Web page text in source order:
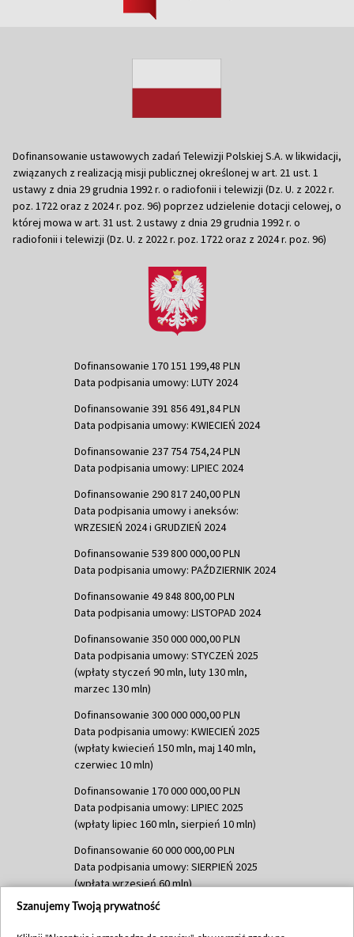
Dofinansowanie ustawowych zadań Telewizji Polskiej S.A. w likwidacji,
związanych z realizacją misji publicznej określonej w art. 21 ust. 1
ustawy z dnia 29 grudnia 1992 r. o radiofonii i telewizji (Dz. U. z 2022 r.
poz. 1722 oraz z 2024 r. poz. 96) poprzez udzielenie dotacji celowej, o
której mowa w art. 31 ust. 2 ustawy z dnia 29 grudnia 1992 r. o
radiofonii i telewizji (Dz. U. z 2022 r. poz. 1722 oraz z 2024 r. poz. 96)
Dofinansowanie 170 151 199,48 PLN
Data podpisania umowy: LUTY 2024
Dofinansowanie 391 856 491,84 PLN
Data podpisania umowy: KWIECIEŃ 2024
Dofinansowanie 237 754 754,24 PLN
Data podpisania umowy: LIPIEC 2024
Dofinansowanie 290 817 240,00 PLN
Data podpisania umowy i aneksów:
WRZESIEŃ 2024 i GRUDZIEŃ 2024
Dofinansowanie 539 800 000,00 PLN
Data podpisania umowy: PAŹDZIERNIK 2024
Dofinansowanie 49 848 800,00 PLN
Data podpisania umowy: LISTOPAD 2024
Dofinansowanie 350 000 000,00 PLN
Data podpisania umowy: STYCZEŃ 2025
(wpłaty styczeń 90 mln, luty 130 mln,
marzec 130 mln)
Dofinansowanie 300 000 000,00 PLN
Data podpisania umowy: KWIECIEŃ 2025
(wpłaty kwiecień 150 mln, maj 140 mln,
czerwiec 10 mln)
Dofinansowanie 170 000 000,00 PLN
Data podpisania umowy: LIPIEC 2025
(wpłaty lipiec 160 mln, sierpień 10 mln)
Dofinansowanie 60 000 000,00 PLN
Data podpisania umowy: SIERPIEŃ 2025
(wpłata wrzesień 60 mln)
Dofinansowanie 635 783 051,21 PLN
Szanujemy Twoją prywatność